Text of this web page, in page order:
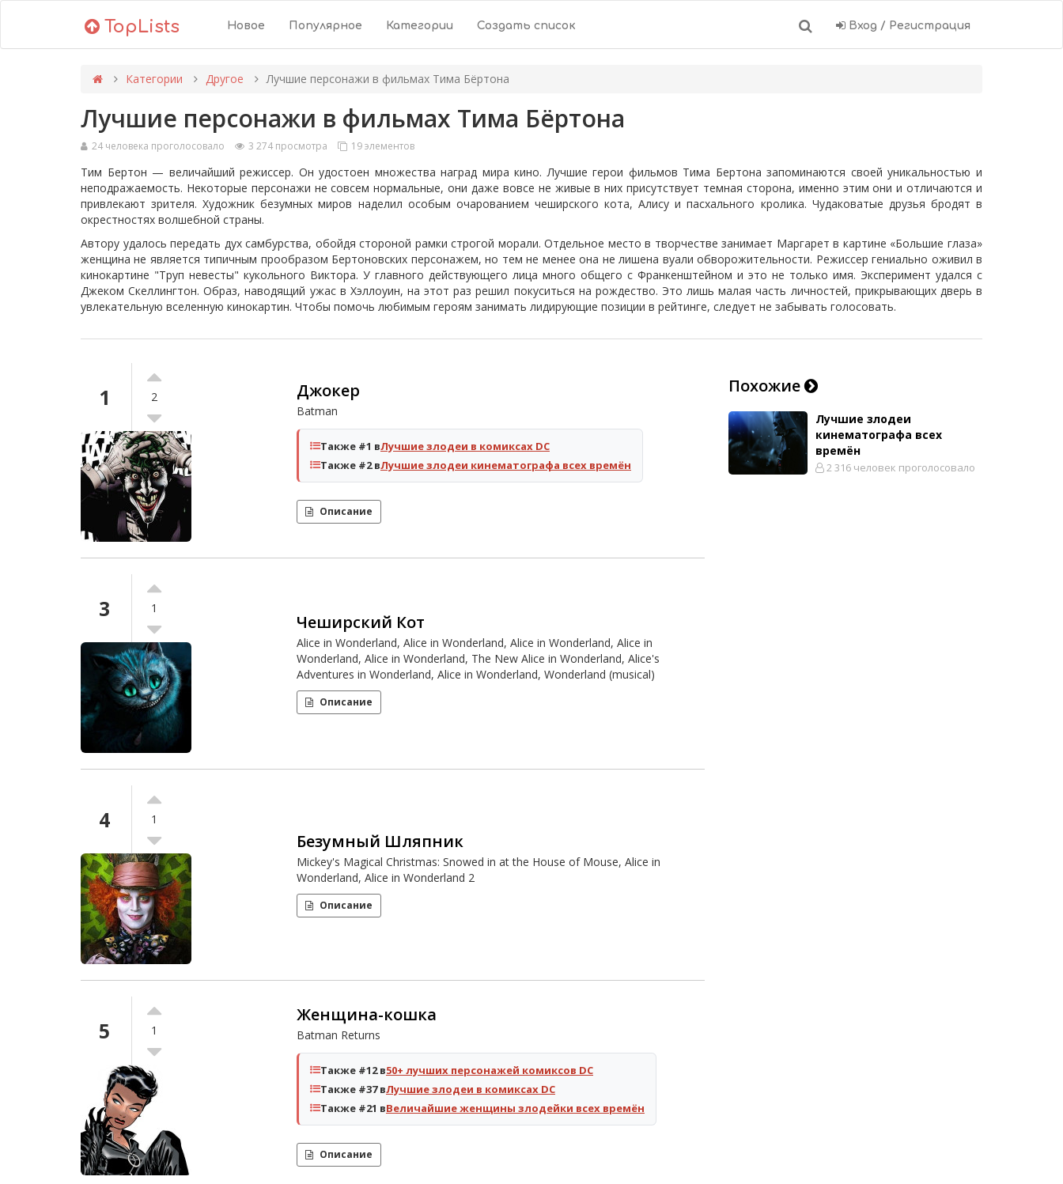
TopLists Новое Популярное Категории Создать список Вход / Регистрация
Категории Другое Лучшие персонажи в фильмах Тима Бёртона
Лучшие персонажи в фильмах Тима Бёртона
24 человека проголосовало 3 274 просмотра 19 элементов
Тим Бертон — величайший режиссер. Он удостоен множества наград мира кино. Лучшие герои фильмов Тима Бертона запоминаются своей уникальностью и
неподражаемость. Некоторые персонажи не совсем нормальные, они даже вовсе не живые в них присутствует темная сторона, именно этим они и отличаются и
привлекают зрителя. Художник безумных миров наделил особым очарованием чеширского кота, Алису и пасхального кролика. Чудаковатые друзья бродят в
окрестностях волшебной страны.
Автору удалось передать дух самбурства, обойдя стороной рамки строгой морали. Отдельное место в творчестве занимает Маргарет в картине «Большие глаза»
женщина не является типичным прообразом Бертоновских персонажем, но тем не менее она не лишена вуали обворожительности. Режиссер гениально оживил в
кинокартине "Труп невесты" кукольного Виктора. У главного действующего лица много общего с Франкенштейном и это не только имя. Эксперимент удался с
Джеком Скеллингтон. Образ, наводящий ужас в Хэллоуин, на этот раз решил покуситься на рождество. Это лишь малая часть личностей, прикрывающих дверь в
увлекательную вселенную кинокартин. Чтобы помочь любимым героям занимать лидирующие позиции в рейтинге, следует не забывать голосовать.
1 2 Джокер
Batman
Также #1 вЛучшие злодеи в комиксах DC
Также #2 вЛучшие злодеи кинематографа всех времён
Описание
3 1
Чеширский Кот
Alice in Wonderland, Alice in Wonderland, Alice in Wonderland, Alice in
Wonderland, Alice in Wonderland, The New Alice in Wonderland, Alice's
Adventures in Wonderland, Alice in Wonderland, Wonderland (musical)
Описание
4 1
Безумный Шляпник
Mickey's Magical Christmas: Snowed in at the House of Mouse, Alice in
Wonderland, Alice in Wonderland 2
Описание
5 1
Женщина-кошка
Batman Returns
Также #12 в50+ лучших персонажей комиксов DC
Также #37 вЛучшие злодеи в комиксах DC
Также #21 вВеличайшие женщины злодейки всех времён
Описание
Похожие
Лучшие злодеи
кинематографа всех
времён
2 316 человек проголосовало